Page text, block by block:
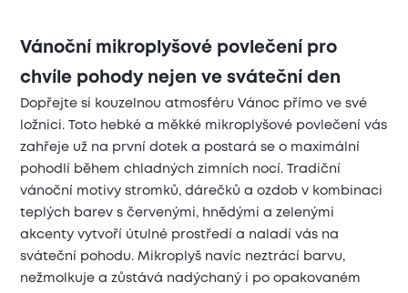
Vánoční mikroplyšové povlečení pro
chvíle pohody nejen ve sváteční den
Dopřejte si kouzelnou atmosféru Vánoc přímo ve své
ložnici. Toto hebké a měkké mikroplyšové povlečení vás
zahřeje už na první dotek a postará se o maximální
pohodlí během chladných zimních nocí. Tradiční
vánoční motivy stromků, dárečků a ozdob v kombinaci
teplých barev s červenými, hnědými a zelenými
akcenty vytvoří útulné prostředí a naladí vás na
sváteční pohodu. Mikroplyš navíc neztrácí barvu,
nežmolkuje a zůstává nadýchaný i po opakovaném